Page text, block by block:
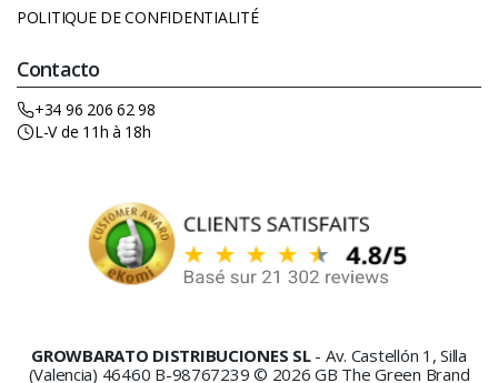
POLITIQUE DE CONFIDENTIALITÉ
Contacto
+34 96 206 62 98
L-V de 11h à 18h
GROWBARATO DISTRIBUCIONES SL - Av. Castellón 1, Silla
(Valencia) 46460 B-98767239 © 2026 GB The Green Brand